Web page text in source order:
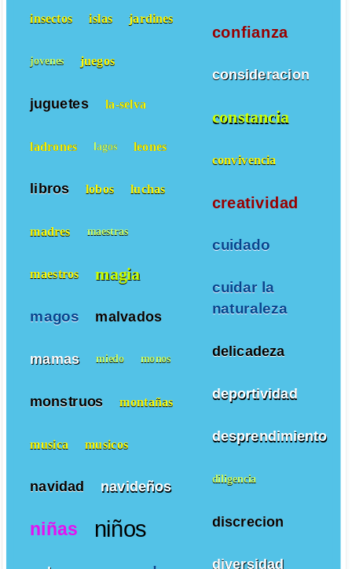
confianza
consideracion
constancia
convivencia
creatividad
cuidado
cuidar la
naturaleza
delicadeza
deportividad
desprendimiento
diligencia
discrecion
diversidad
insectos islas jardines
jovenes juegos
juguetes la-selva
ladrones lagos leones
libros lobos luchas
madres maestras
maestros magia
magos malvados
mamas miedo monos
monstruos montañas
musica musicos
navidad navideños
niñas niños